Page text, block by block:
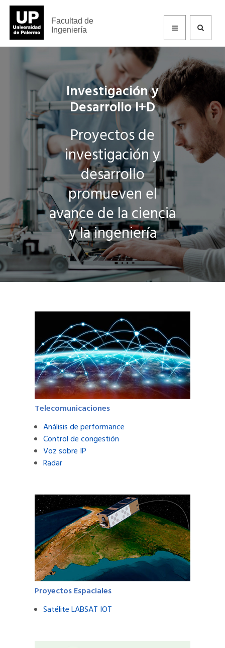
Facultad de
Ingeniería
Investigación y
Desarrollo I+D
Proyectos de
investigación y
desarrollo
promueven el
avance de la ciencia
y la ingeniería
Telecomunicaciones
Análisis de performance
Control de congestión
Voz sobre IP
Radar
Proyectos Espaciales
Satélite LABSAT IOT